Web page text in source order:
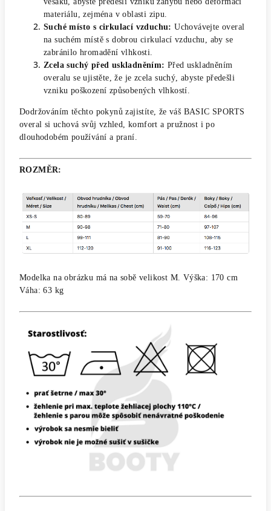
materiálu, zejména v oblasti zipu.
Suché místo s cirkulací vzduchu: Uchovávejte overal
na suchém místě s dobrou cirkulací vzduchu, aby se
zabránilo hromadění vlhkosti.
Zcela suchý před uskladněním: Před uskladněním
overalu se ujistěte, že je zcela suchý, abyste předešli
vzniku poškození způsobených vlhkostí.
Dodržováním těchto pokynů zajistíte, že váš BASIC SPORTS
overal si uchová svůj vzhled, komfort a pružnost i po
dlouhodobém používání a praní.
ROZMĚR:
Modelka na obrázku má na sobě velikost M. Výška: 170 cm
Váha: 63 kg